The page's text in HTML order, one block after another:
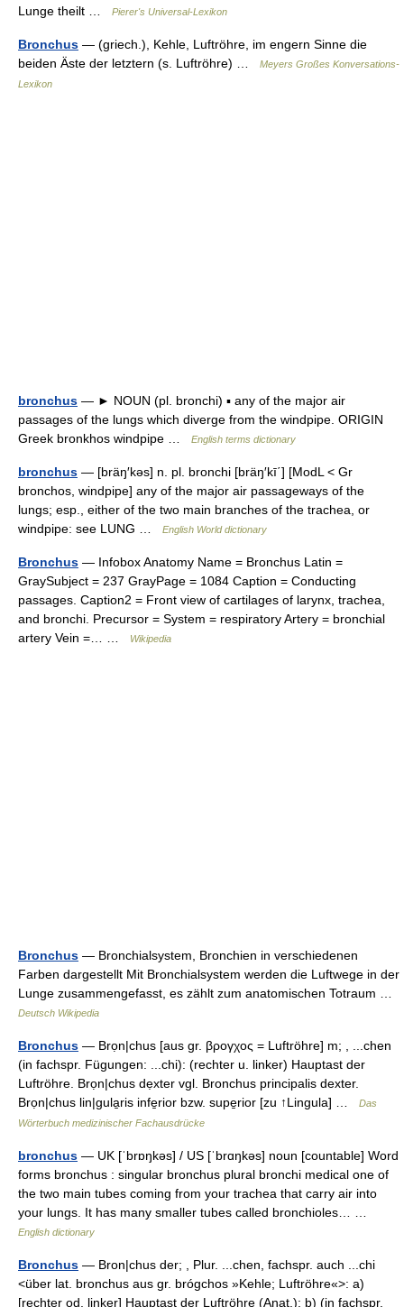
Lunge theilt …
Pierer's Universal-Lexikon
Bronchus — (griech.), Kehle, Luftröhre, im engern Sinne die
beiden Äste der letztern (s. Luftröhre) …
Meyers Großes Konversations-
Lexikon
bronchus — ► NOUN (pl. bronchi) ▪ any of the major air
passages of the lungs which diverge from the windpipe. ORIGIN
Greek bronkhos windpipe …
English terms dictionary
bronchus — [bräŋ′kəs] n. pl. bronchi [bräŋ′kī΄] [ModL < Gr
bronchos, windpipe] any of the major air passageways of the
lungs; esp., either of the two main branches of the trachea, or
windpipe: see LUNG …
English World dictionary
Bronchus — Infobox Anatomy Name = Bronchus Latin =
GraySubject = 237 GrayPage = 1084 Caption = Conducting
passages. Caption2 = Front view of cartilages of larynx, trachea,
and bronchi. Precursor = System = respiratory Artery = bronchial
artery Vein =… …
Wikipedia
Bronchus — Bronchialsystem, Bronchien in verschiedenen
Farben dargestellt Mit Bronchialsystem werden die Luftwege in der
Lunge zusammengefasst, es zählt zum anatomischen Totraum …
Deutsch Wikipedia
Bronchus — Brọn|chus [aus gr. βρογχος = Luftröhre] m; , ...chen
(in fachspr. Fügungen: ...chi): (rechter u. linker) Hauptast der
Luftröhre. Brọn|chus dẹxter vgl. Bronchus principalis dexter.
Brọn|chus lin|gula̱ris infe̱rior bzw. supe̱rior [zu ↑Lingula] …
Das
Wörterbuch medizinischer Fachausdrücke
bronchus — UK [ˈbrɒŋkəs] / US [ˈbrɑŋkəs] noun [countable] Word
forms bronchus : singular bronchus plural bronchi medical one of
the two main tubes coming from your trachea that carry air into
your lungs. It has many smaller tubes called bronchioles… …
English dictionary
Bronchus — Bron|chus der; , Plur. ...chen, fachspr. auch ...chi
<über lat. bronchus aus gr. brógchos »Kehle; Luftröhre«>: a)
[rechter od. linker] Hauptast der Luftröhre (Anat.); b) (in fachspr.